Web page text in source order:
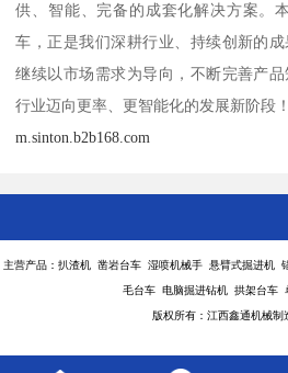
供、智能、完备的成套化解决方案。
车，正是我们深耕行业、持续创新的
继续以市场需求为导向，不断完善产
行业迈向更率、更智能化的发展新阶段！
m.sinton.b2b168.com
主营产品：扒渣机 凿岩台车 湿喷机械手 悬臂式掘进机
毛台车 电脑掘进钻机 拱架台车
版权所有：江西鑫通机械制